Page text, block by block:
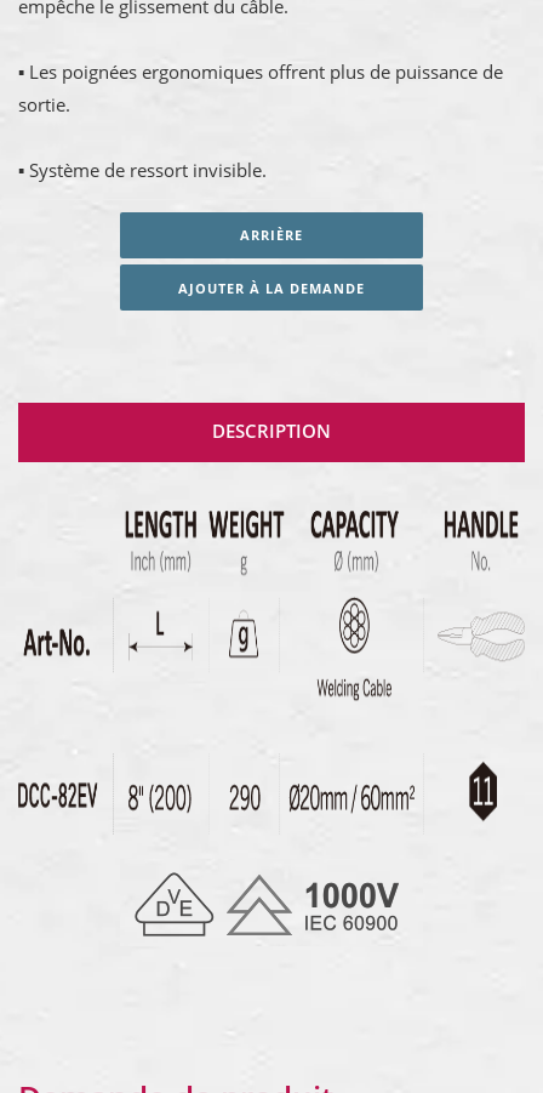
empêche le glissement du câble.
▪ Les poignées ergonomiques offrent plus de puissance de
sortie.
▪ Système de ressort invisible.
ARRIÈRE
AJOUTER À LA DEMANDE
DESCRIPTION